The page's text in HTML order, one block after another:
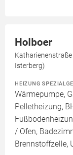
Holboer
Isterberg)
HEIZUNG
Wärmepumpe,
Pelletheizung,
/ Ofen,
Brennstoffzelle,